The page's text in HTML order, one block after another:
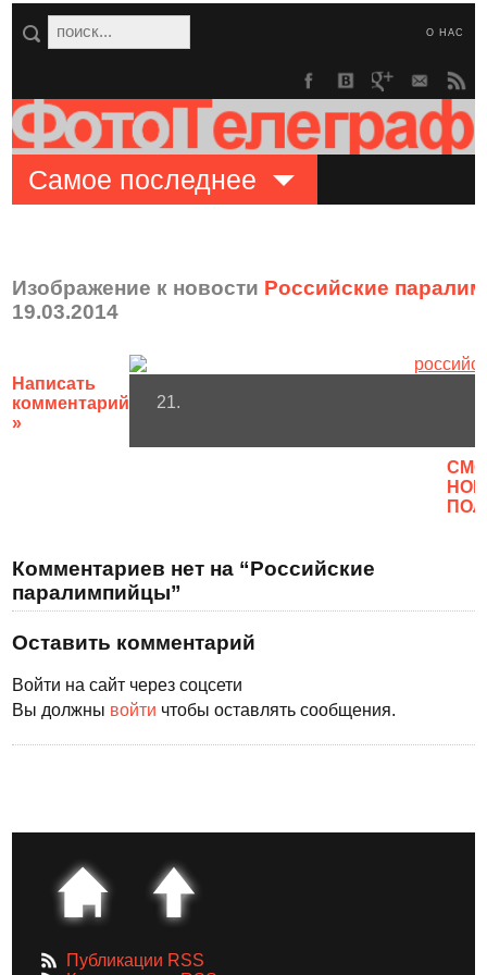
О НАС
Самое последнее
Изображение к новости Российские
19.03.2014
Написать
комментарий
»
21.
Комментариев нет на “Российские
паралимпийцы”
Оставить комментарий
Войти на сайт через соцсети
Вы должны войти чтобы оставлять сообщения.
Публикации RSS